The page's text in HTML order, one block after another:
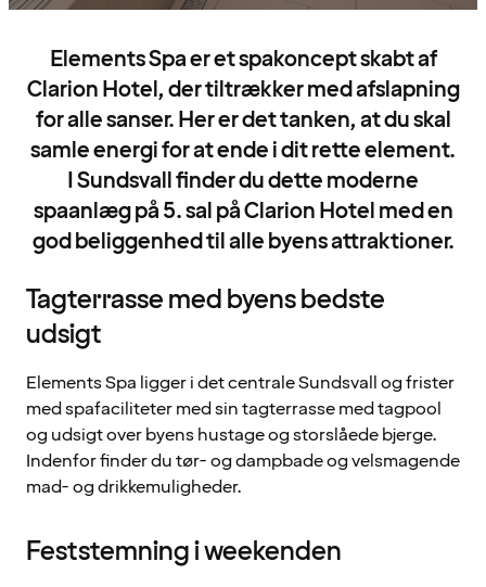
Elements Spa er et spakoncept skabt af
Clarion Hotel, der tiltrækker med afslapning
for alle sanser. Her er det tanken, at du skal
samle energi for at ende i dit rette element.
I Sundsvall finder du dette moderne
spaanlæg på 5. sal på Clarion Hotel med en
god beliggenhed til alle byens attraktioner.
Tagterrasse med byens bedste
udsigt
Elements Spa ligger i det centrale Sundsvall og frister
med spafaciliteter med sin tagterrasse med tagpool
og udsigt over byens hustage og storslåede bjerge.
Indenfor finder du tør- og dampbade og velsmagende
mad- og drikkemuligheder.
Feststemning i weekenden